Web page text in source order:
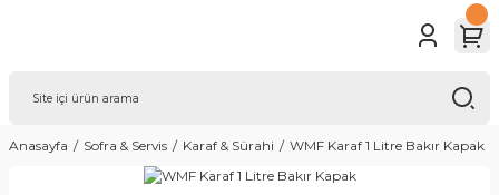
Anasayfa Sofra & Servis Karaf & Sürahi WMF Karaf 1 Litre Bakır Kapak